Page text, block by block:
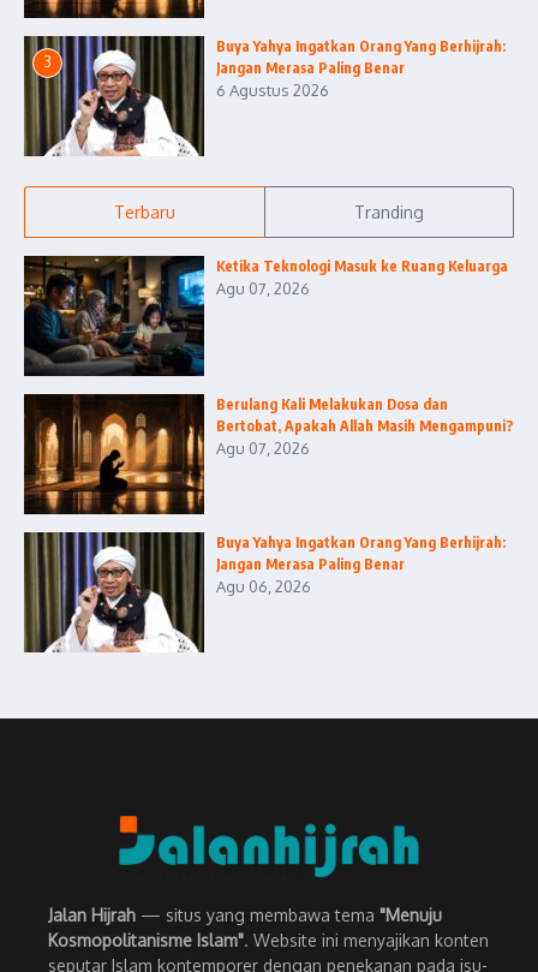
3
Buya Yahya Ingatkan Orang Yang Berhijrah:
Jangan Merasa Paling Benar
6 Agustus 2026
Terbaru Tranding
Ketika Teknologi Masuk ke Ruang Keluarga
Agu 07, 2026
Berulang Kali Melakukan Dosa dan
Bertobat, Apakah Allah Masih Mengampuni?
Agu 07, 2026
Buya Yahya Ingatkan Orang Yang Berhijrah:
Jangan Merasa Paling Benar
Agu 06, 2026
Jalan Hijrah — situs yang membawa tema "Menuju
Kosmopolitanisme Islam". Website ini menyajikan konten
seputar Islam kontemporer dengan penekanan pada isu-